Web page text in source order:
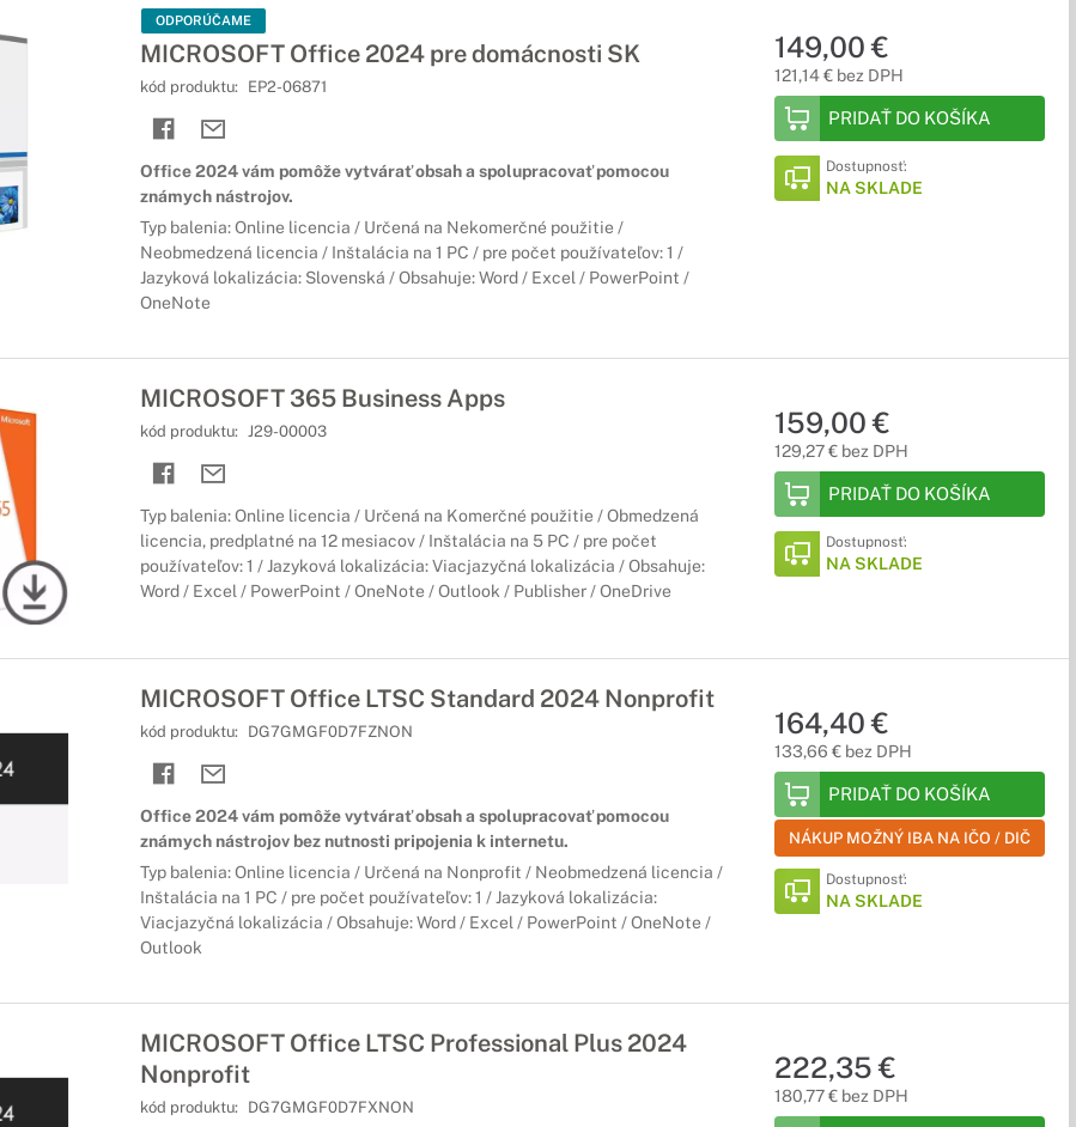
ODPORÚČAME
MICROSOFT Office 2024 pre domácnosti SK
kód produktu: EP2-06871
Office 2024 vám pomôže vytvárať obsah a spolupracovať pomocou
známych nástrojov.
Typ balenia: Online licencia / Určená na Nekomerčné použitie /
Neobmedzená licencia / Inštalácia na 1 PC / pre počet používateľov: 1 /
Jazyková lokalizácia: Slovenská / Obsahuje: Word / Excel / PowerPoint /
OneNote
149,00 €
121,14 € bez DPH
PRIDAŤ DO KOŠÍKA
Dostupnosť:
NA SKLADE
MICROSOFT 365 Business Apps
kód produktu: J29-00003
Typ balenia: Online licencia / Určená na Komerčné použitie / Obmedzená
licencia, predplatné na 12 mesiacov / Inštalácia na 5 PC / pre počet
používateľov: 1 / Jazyková lokalizácia: Viacjazyčná lokalizácia / Obsahuje:
Word / Excel / PowerPoint / OneNote / Outlook / Publisher / OneDrive
159,00 €
129,27 € bez DPH
PRIDAŤ DO KOŠÍKA
Dostupnosť:
NA SKLADE
MICROSOFT Office LTSC Standard 2024 Nonprofit
kód produktu: DG7GMGF0D7FZNON
Office 2024 vám pomôže vytvárať obsah a spolupracovať pomocou
známych nástrojov bez nutnosti pripojenia k internetu.
Typ balenia: Online licencia / Určená na Nonprofit / Neobmedzená licencia /
Inštalácia na 1 PC / pre počet používateľov: 1 / Jazyková lokalizácia:
Viacjazyčná lokalizácia / Obsahuje: Word / Excel / PowerPoint / OneNote /
Outlook
164,40 €
133,66 € bez DPH
PRIDAŤ DO KOŠÍKA
NÁKUP MOŽNÝ IBA NA IČO / DIČ
Dostupnosť:
NA SKLADE
MICROSOFT Office LTSC Professional Plus 2024
Nonprofit
kód produktu: DG7GMGF0D7FXNON
222,35 €
180,77 € bez DPH